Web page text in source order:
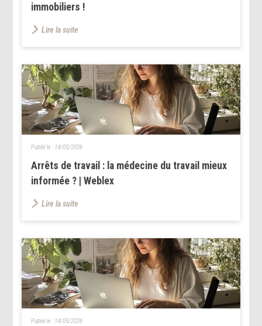
immobiliers !
Lire la suite
Arrêts de travail : la médecine du travail mieux
informée ? | Weblex
Publié le : 14/05/2026
Lire la suite
Publié le : 14/05/2026